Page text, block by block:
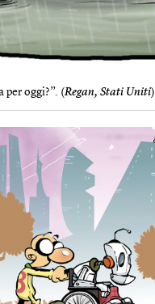
per oggi?”. (Regan, Stati Uniti)